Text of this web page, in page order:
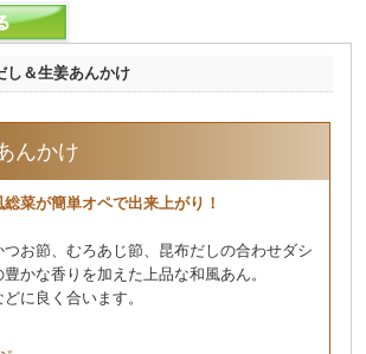
し＆生姜あんかけ
んかけ
菜が簡単オペで出来上がり！
お節、むろあじ節、昆布だしの合わせダシ
かな香りを加えた上品な和風あん。
に良く合います。